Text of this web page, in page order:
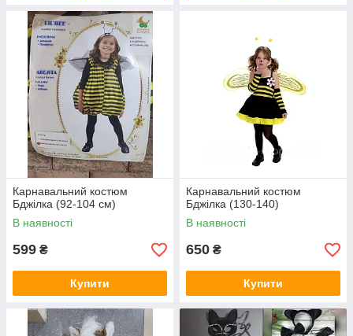
Карнавальний костюм
Бджілка (92-104 см)
В наявності
599 ₴
Купити
Карнавальний костюм
Бджілка (130-140)
В наявності
650 ₴
Купити